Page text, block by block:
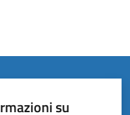
su